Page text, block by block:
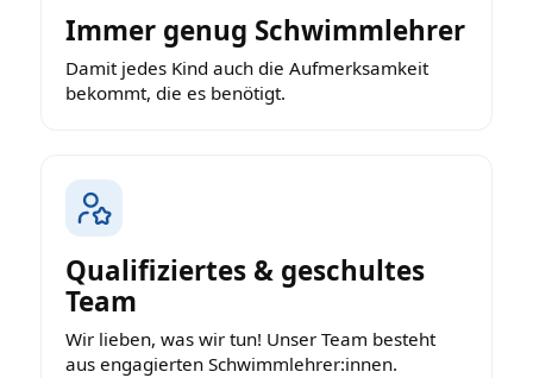
Immer genug Schwimmlehrer
Damit jedes Kind auch die Aufmerksamkeit
bekommt, die es benötigt.
Qualifiziertes & geschultes
Team
Wir lieben, was wir tun! Unser Team besteht
aus engagierten Schwimmlehrer:innen.